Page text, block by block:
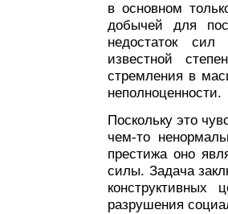
в основном
добычей для
недостаток
известной
стремления в
неполноценности.
Поскольку это
чем-то
престижа оно
силы. Задача
разрушения